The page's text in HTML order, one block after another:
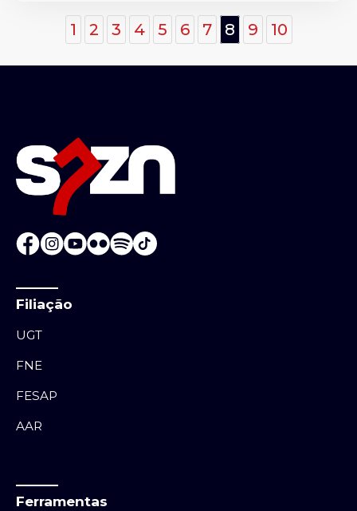
1 2 3 4 5 6 7 8 9 10
Filiação
UGT
FNE
FESAP
AAR
Ferramentas